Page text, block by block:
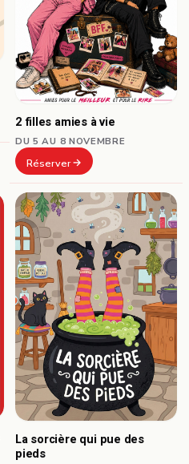
2 filles amies à vie
DU 5 AU 8 NOVEMBRE
Réserver
La sorcière qui pue des
pieds